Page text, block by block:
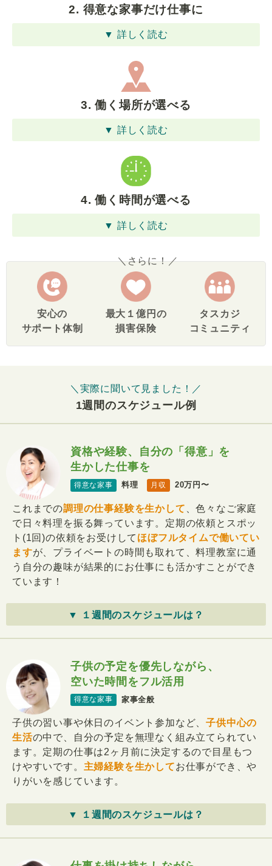
2. 得意な家事だけ仕事に
▼ 詳しく読む
3. 働く場所が選べる
▼ 詳しく読む
4. 働く時間が選べる
▼ 詳しく読む
＼さらに！／
安心の
サポート体制
最大１億円の
損害保険
タスカジ
コミュニティ
＼実際に聞いて見ました！／
1週間のスケジュール例
資格や経験、自分の「得意」を
生かした仕事を
得意な家事 料理 月収 20万円〜
これまでの調理の仕事経験を生かして 、色々なご家庭
で日々料理を振る舞っています。定期の依頼とスポッ
ト(1回)の依頼をお受けして ほぼフルタイムで働いてい
ますが、プライベートの時間も取れて、料理教室に通
う自分の趣味が結果的にお仕事にも活かすことができ
ています！
▼ １週間のスケジュールは？
子供の予定を優先しながら、
空いた時間をフル活用
得意な家事 家事全般
子供の習い事や休日のイベント参加など、子供中心の
生活の中で、自分の予定を無理なく組み立てられてい
ます。定期の仕事は2ヶ月前に決定するので目星もつ
けやすいです。 主婦経験を生かしてお仕事ができ、や
りがいを感じています。
▼ １週間のスケジュールは？